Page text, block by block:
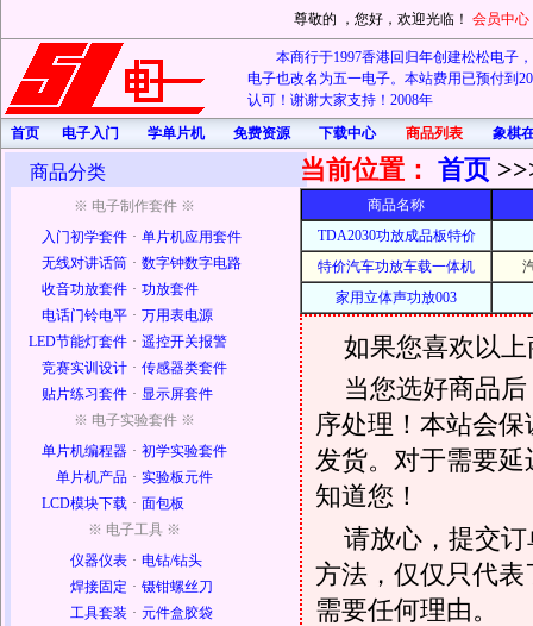
尊敬的 ，您好，欢迎光临！ 会员中心
本商行于1997香港回归年创建松松电子
电子也改名为五一电子。本站费用已预付到
认可！谢谢大家支持！2008年
首页
电子入门 学单片机 免费资源 下载中心 商品列表 象棋
商品分类
※ 电子制作套件 ※
入门初学套件 · 单片机应用套件
无线对讲话筒 · 数字钟数字电路
收音功放套件 · 功放套件
电话门铃电平 · 万用表电源
LED节能灯套件 · 遥控开关报警
竞赛实训设计 · 传感器类套件
贴片练习套件 · 显示屏套件
※ 电子实验套件 ※
单片机编程器 · 初学实验套件
单片机产品 · 实验板元件
LCD模块下载 · 面包板
※ 电子工具 ※
仪器仪表 · 电钻/钻头
焊接固定 · 镊钳螺丝刀
工具套装 · 元件盒胶袋
当前位置： 首页
商品名称
TDA2030功放成品板特价
特价汽车功放车载一体机
家用立体声功放003
如果您喜欢以
当您选好商品
序处理！本站会
发货。对于需要
知道您！
请放心，提交
方法，仅仅只代
需要任何理由。